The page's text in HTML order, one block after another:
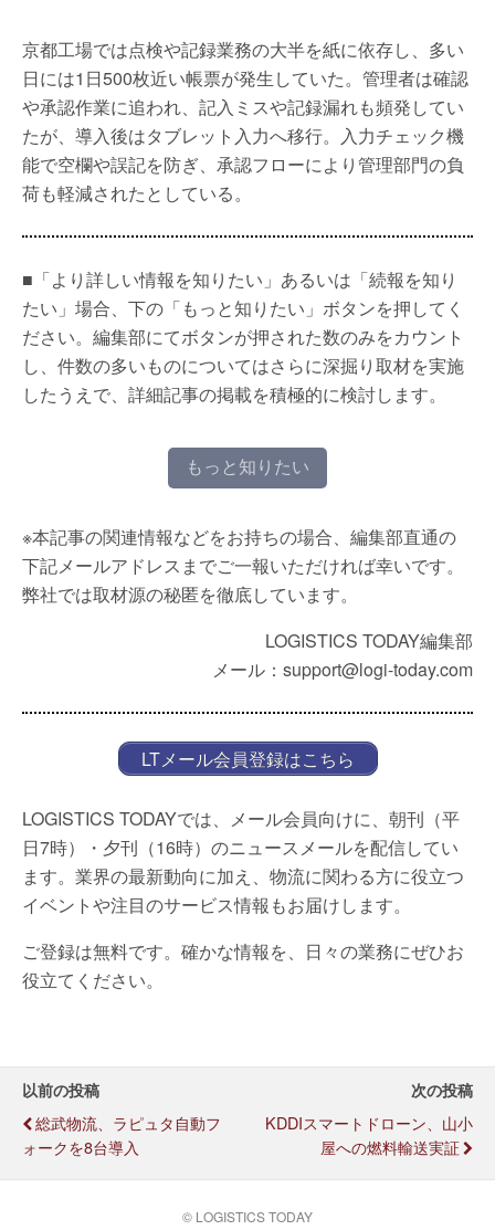
京都工場では点検や記録業務の大半を紙に依存し、多い
日には1日500枚近い帳票が発生していた。管理者は確認
や承認作業に追われ、記入ミスや記録漏れも頻発してい
たが、導入後はタブレット入力へ移行。入力チェック機
能で空欄や誤記を防ぎ、承認フローにより管理部門の負
荷も軽減されたとしている。
■「より詳しい情報を知りたい」あるいは「続報を知り
たい」場合、下の「もっと知りたい」ボタンを押してく
ださい。編集部にてボタンが押された数のみをカウント
し、件数の多いものについてはさらに深掘り取材を実施
したうえで、詳細記事の掲載を積極的に検討します。
もっと知りたい
※本記事の関連情報などをお持ちの場合、編集部直通の
下記メールアドレスまでご一報いただければ幸いです。
弊社では取材源の秘匿を徹底しています。
LOGISTICS TODAY編集部
メール：support@logi-today.com
LTメール会員登録はこちら
LOGISTICS TODAYでは、メール会員向けに、朝刊（平
日7時）・夕刊（16時）のニュースメールを配信してい
ます。業界の最新動向に加え、物流に関わる方に役立つ
イベントや注目のサービス情報もお届けします。
ご登録は無料です。確かな情報を、日々の業務にぜひお
役立てください。
以前の投稿
総武物流、ラピュタ自動フ
ォークを8台導入
次の投稿
KDDIスマートドローン、山小
屋への燃料輸送実証
© LOGISTICS TODAY